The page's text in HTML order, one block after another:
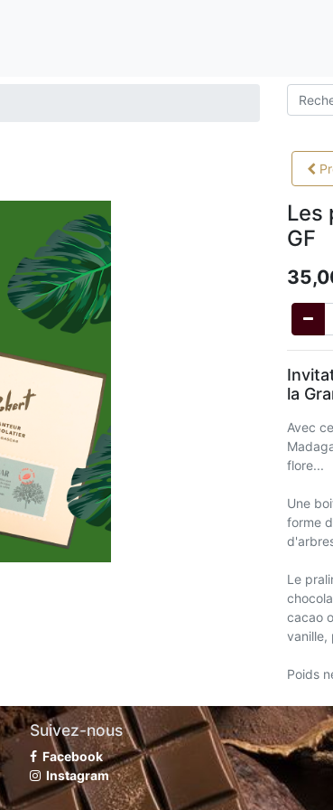
Les
GF
la
Avec
flore...
Une
forme
Le
cacao
vanille,
Poids
Suivez-nous
Facebook
Instagram